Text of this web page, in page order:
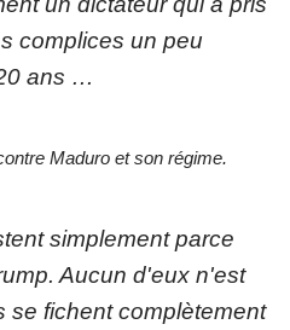
complices un peu
ans …
Maduro et son régime.
simplement parce
Aucun d'eux n'est
se fichent complètement